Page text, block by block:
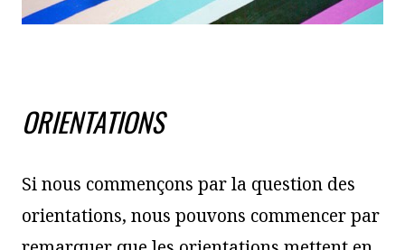
ORIENTATIONS
Si nous commençons par la question des
orientations, nous pouvons commencer par